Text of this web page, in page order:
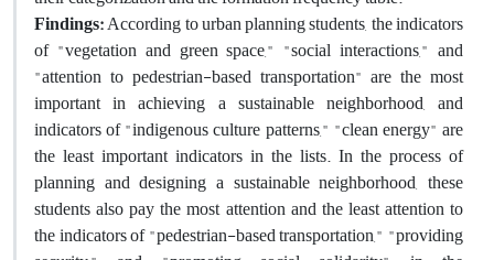
Findings:According to urban planning students, the indicators
of "vegetation and green space," "social interactions," and
"attention to pedestrian-based transportation" are the most
important in achieving a sustainable neighborhood, and
indicators of "indigenous culture patterns," "clean energy" are
the least important indicators in the lists. In the process of
planning and designing a sustainable neighborhood, these
students also pay the most attention and the least attention to
the indicators of "pedestrian-based transportation," "providing